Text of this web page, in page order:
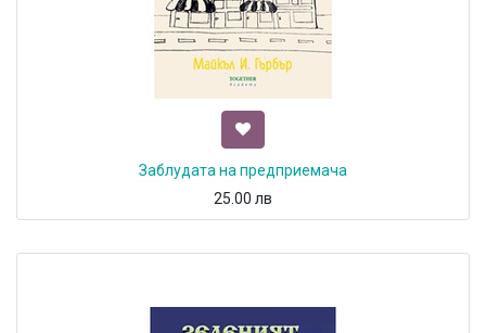
Заблудата на предприемача
25.00 лв